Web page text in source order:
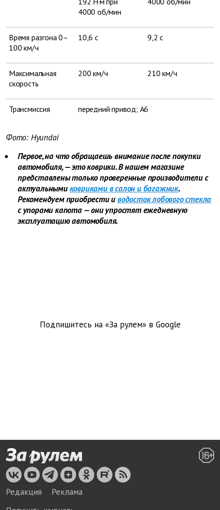
4000 об/мин
Время разгона 0–
100 км/ч
10,6 с 9,2 с
Максимальная
скорость
200 км/ч 210 км/ч
Трансмиссия передний привод; А6
Фото: Hyundai
Первое, на что обращаешь внимание после покупки
автомобиля, — это коврики. В нашем магазине
представлены только проверенные производители с
актуальнымиковриками в салон и багажник.
Рекомендуем приобрести иводосток лобового стекла
с упорами капота — они упростят ежедневную
эксплуатацию автомобиля.
Подпишитесь на «За рулем» в Google
Редакция
Реклама